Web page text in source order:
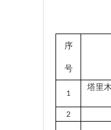
序
号
1
塔里
2